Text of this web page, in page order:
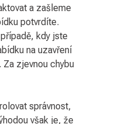
a zašleme
potvrdíte.
kdy jste
na uzavření
Za zjevnou chybu
správnost,
však je, že